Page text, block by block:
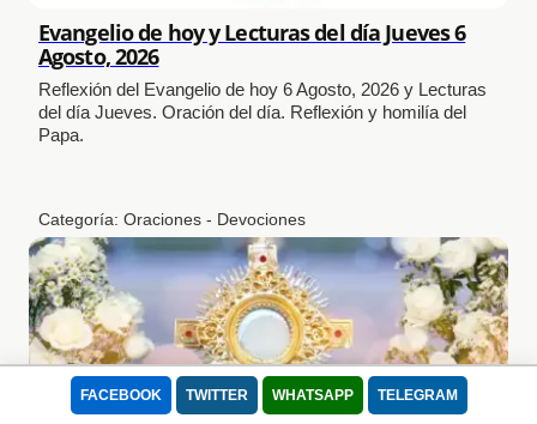
FACEBOOK TWITTER WHATSAPP TELEGRAM
Evangelio de hoy y Lecturas del día Jueves 6
Agosto, 2026
Reflexión del Evangelio de hoy 6 Agosto, 2026 y Lecturas
del día Jueves. Oración del día. Reflexión y homilía del
Papa.
Categoría: Oraciones - Devociones